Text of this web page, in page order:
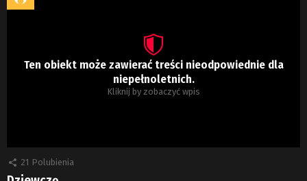
Ten obiekt może zawierać treści nieodpowiednie dla
niepełnoletnich.
Kliknij by zobaczyć wpis
21 Polubienia